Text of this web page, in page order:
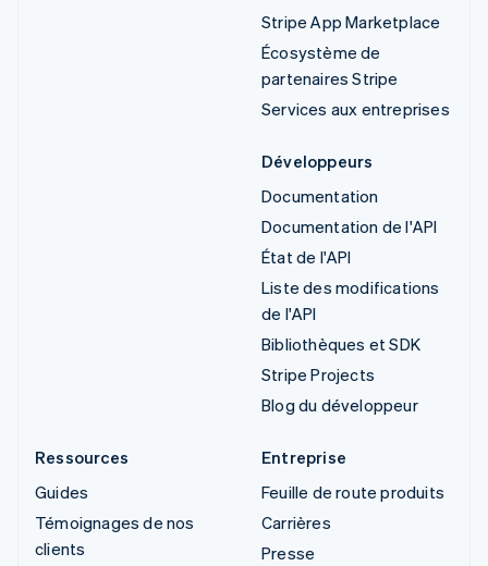
Stripe App Marketplace
Écosystème de
partenaires Stripe
Services aux entreprises
Développeurs
Documentation
Documentation de l'API
État de l'API
Liste des modifications
de l'API
Bibliothèques et SDK
Stripe Projects
Blog du développeur
Ressources
Guides
Témoignages de nos
clients
Entreprise
Feuille de route produits
Carrières
Presse